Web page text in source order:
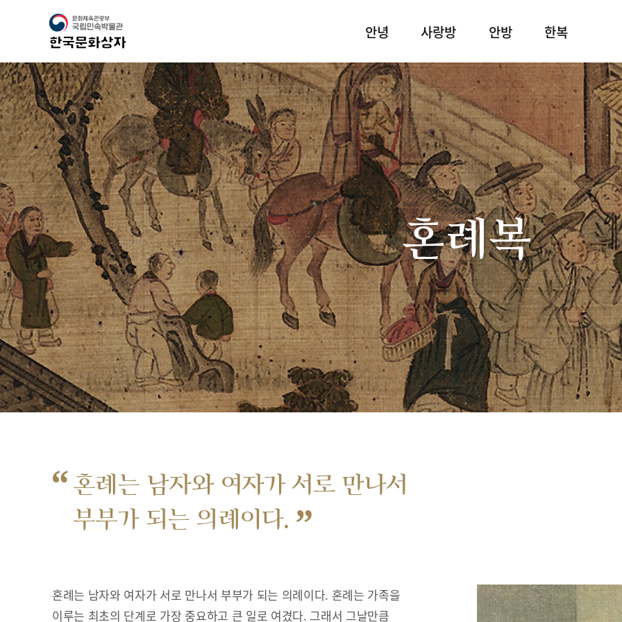
안녕 사랑방 안방 한복
혼례복
“혼례는 남자와 여자가 서로 만나서
부부가 되는 의례이다. ”
혼례는 남자와 여자가 서로 만나서 부부가 되는 의례이다. 혼례는 가족을
이루는 최초의 단계로 가장 중요하고 큰 일로 여겼다. 그래서 그날만큼